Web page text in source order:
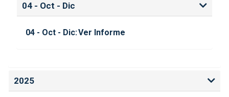
04 - Oct - Dic
04 - Oct - Dic:Ver Informe
2025